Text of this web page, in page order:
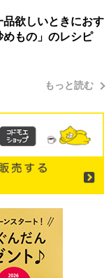
品欲しいときにおす
もの」のレシピ
もっと読む